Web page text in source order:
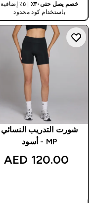
خصم يصل حتى٣٠٪
| ٥٪ إضافية
باستخدام كود محدود
شورت التدريب النسائي
MP - أسود
120.00 AED‎